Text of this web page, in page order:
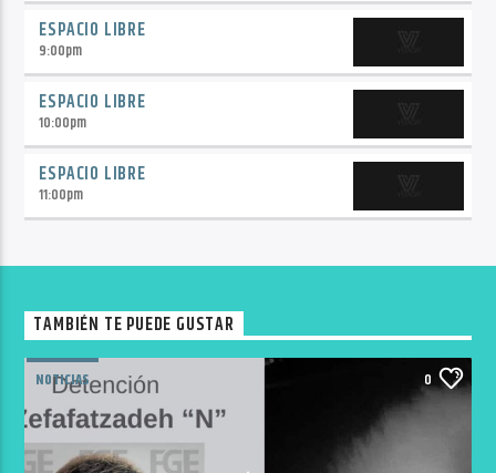
ESPACIO LIBRE
9:00pm
ESPACIO LIBRE
10:00pm
ESPACIO LIBRE
11:00pm
TAMBIÉN TE PUEDE GUSTAR
NOTICIAS 0